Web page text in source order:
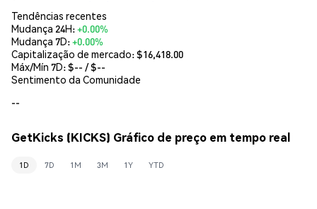
Tendências recentes
Mudança 24H:+0.00%
Mudança 7D:+0.00%
Capitalização de mercado:$16,418.00
Máx/Mín 7D: $-- / $--
Sentimento da Comunidade
--
GetKicks (KICKS) Gráfico de preço em tempo real
1D 7D 1M 3M 1Y YTD